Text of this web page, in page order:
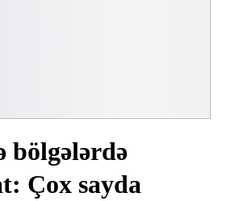
bölgələrdə
Çox sayda